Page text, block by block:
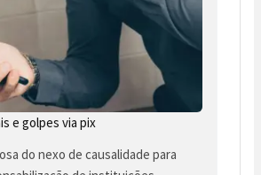
e golpes via pix
do nexo de causalidade para